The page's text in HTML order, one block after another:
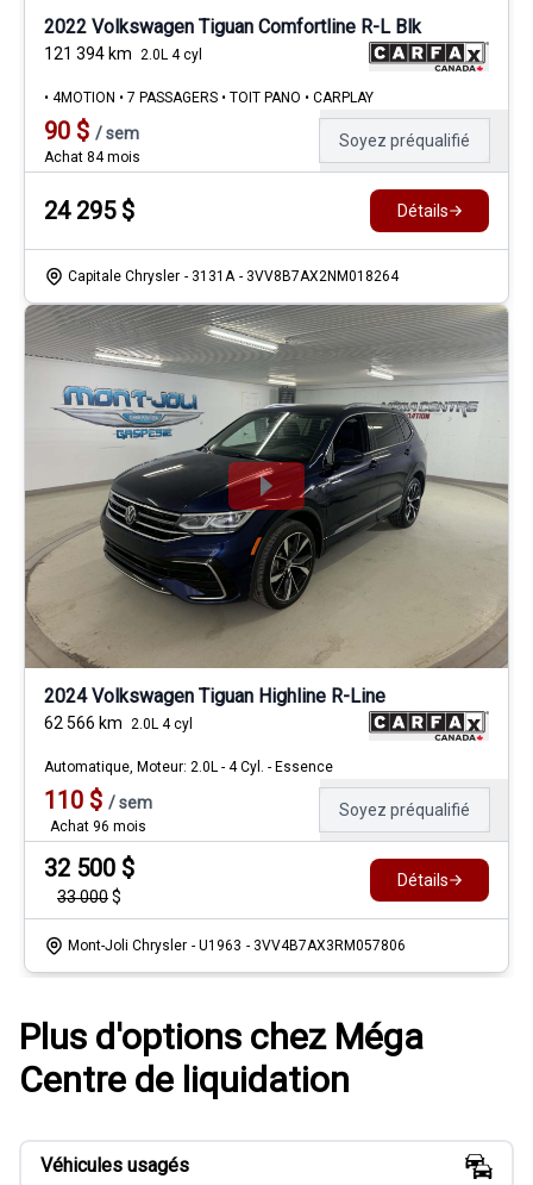
2022 Volkswagen Tiguan Comfortline R-L Blk
121 394km 2.0L 4 cyl
• 4MOTION • 7 PASSAGERS • TOIT PANO • CARPLAY
90 $ /sem
Achat 84 mois
Soyez préqualifié
24 295$ Détails
Capitale Chrysler - 3131A - 3VV8B7AX2NM018264
2024 Volkswagen Tiguan Highline R-Line
62 566 km 2.0L 4 cyl
Automatique, Moteur: 2.0L - 4 Cyl. - Essence
110 $ /sem
Achat 96 mois
Soyez préqualifié
32 500 $
33 000$
Détails
Mont-Joli Chrysler - U1963 - 3VV4B7AX3RM057806
Plus d'options chez Méga
Centre de liquidation
Véhicules usagés